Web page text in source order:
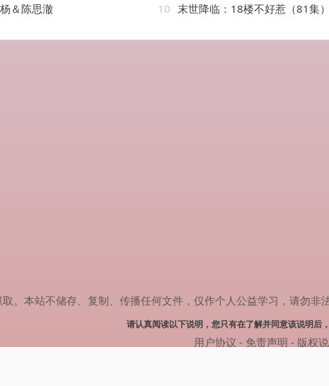
＆陈思澈 10 末世降临：18楼不好惹（81集
。本站不储存、复制、传播任何文件，仅作个人公益学习，请勿
请认真阅读以下说明，您只有在了解并同意该说明后
用户协议 - 免责声明 - 版权